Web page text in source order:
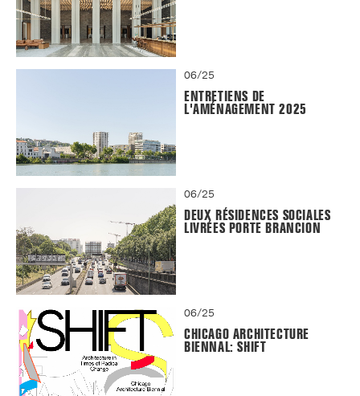
06/25
ENTRETIENS DE
L'AMÉNAGEMENT 2025
06/25
DEUX RÉSIDENCES SOCIALES
LIVRÉES PORTE BRANCION
06/25
CHICAGO ARCHITECTURE
BIENNAL: SHIFT